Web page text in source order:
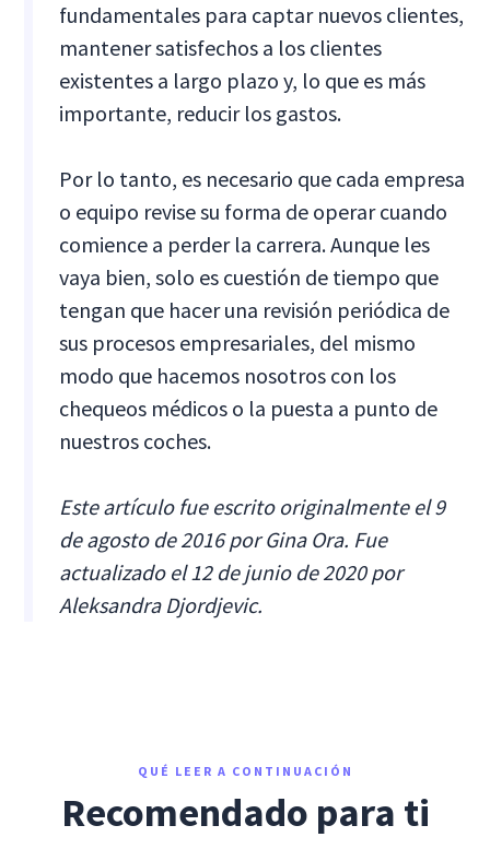
fundamentales para captar nuevos clientes,
mantener satisfechos a los clientes
existentes a largo plazo y, lo que es más
importante, reducir los gastos.
Por lo tanto, es necesario que cada empresa
o equipo revise su forma de operar cuando
comience a perder la carrera. Aunque les
vaya bien, solo es cuestión de tiempo que
tengan que hacer una revisión periódica de
sus procesos empresariales, del mismo
modo que hacemos nosotros con los
chequeos médicos o la puesta a punto de
nuestros coches.
Este artículo fue escrito originalmente el 9
de agosto de 2016 por Gina Ora. Fue
actualizado el 12 de junio de 2020 por
Aleksandra Djordjevic.
QUÉ LEER A CONTINUACIÓN
Recomendado para ti